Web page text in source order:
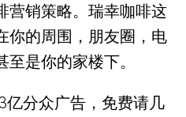
营销策略。瑞幸咖啡这
你的周围，朋友圈，电
是你的家楼下。
亿分众广告，免费请几